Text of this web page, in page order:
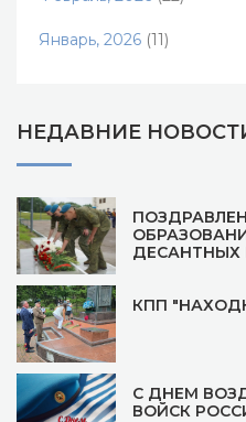
Январь, 2026 (11)
НЕДАВНИЕ
ДЕСАНТНЫХ
КПП
С ДНЕМ
ВОЙСК